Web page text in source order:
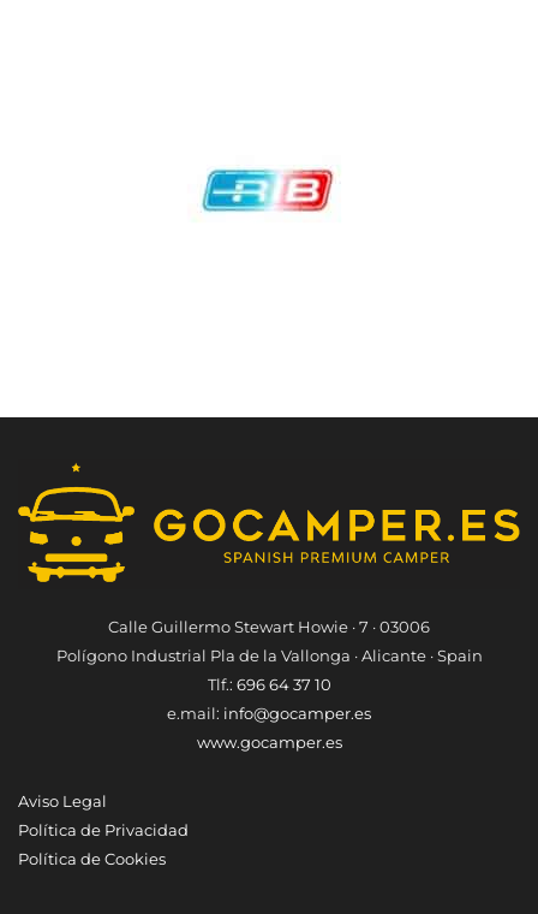
Calle Guillermo Stewart Howie · 7 · 03006
Polígono Industrial Pla de la Vallonga · Alicante · Spain
Tlf.: 696 64 37 10
e.mail: info@gocamper.es
www.gocamper.es
Aviso Legal
Política de Privacidad
Política de Cookies